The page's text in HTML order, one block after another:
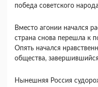
победа советского
Вместо агонии начался
страна снова перешла к
Опять начался
общества,
Нынешняя Россия